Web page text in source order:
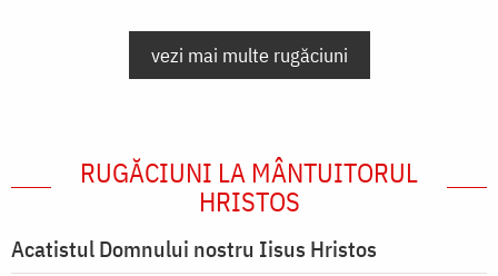
vezi mai multe rugăciuni
RUGĂCIUNI LA MÂNTUITORUL
HRISTOS
Acatistul Domnului nostru Iisus Hristos